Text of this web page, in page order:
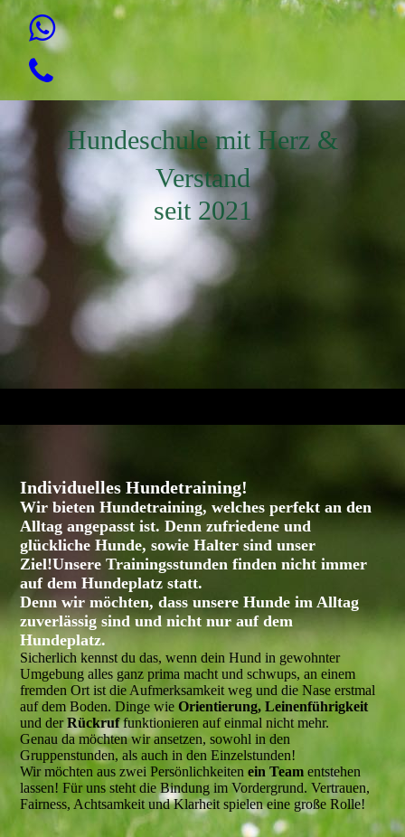
Hundeschule mit Herz &
Verstand
seit 2021
Individuelles Hundetraining!
Wir bieten Hundetraining, welches perfekt an den
Alltag angepasst ist.Denn zufriedene und
glückliche Hunde, sowie Halter sind unser
Ziel!Unsere Trainingsstunden finden nicht immer
auf dem Hundeplatz statt.
Denn wir möchten, dass unsere Hunde imAlltag
zuverlässig sind und nicht nur auf dem
Hundeplatz.
Sicherlich kennst du das, wenn dein Hund in gewohnter
Umgebung alles ganz prima macht und schwups, an einem
fremden Ort ist die Aufmerksamkeit weg und die Nase erstmal
auf dem Boden. Dinge wieOrientierung, Leinenführigkeit
und derRückruffunktionieren auf einmal nicht mehr.
Genau da möchten wir ansetzen, sowohl in den
Gruppenstunden, als auch in den Einzelstunden!
Wir möchten aus zwei Persönlichkeitenein Team entstehen
lassen! Für uns steht die Bindung im Vordergrund. Vertrauen,
Fairness, Achtsamkeit und Klarheit spielen eine große Rolle!